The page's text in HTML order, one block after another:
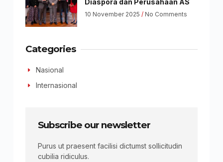
10 November 2025 No Comments
Categories
Nasional
Internasional
Subscribe our newsletter
Purus ut praesent facilisi dictumst sollicitudin
cubilia ridiculus.